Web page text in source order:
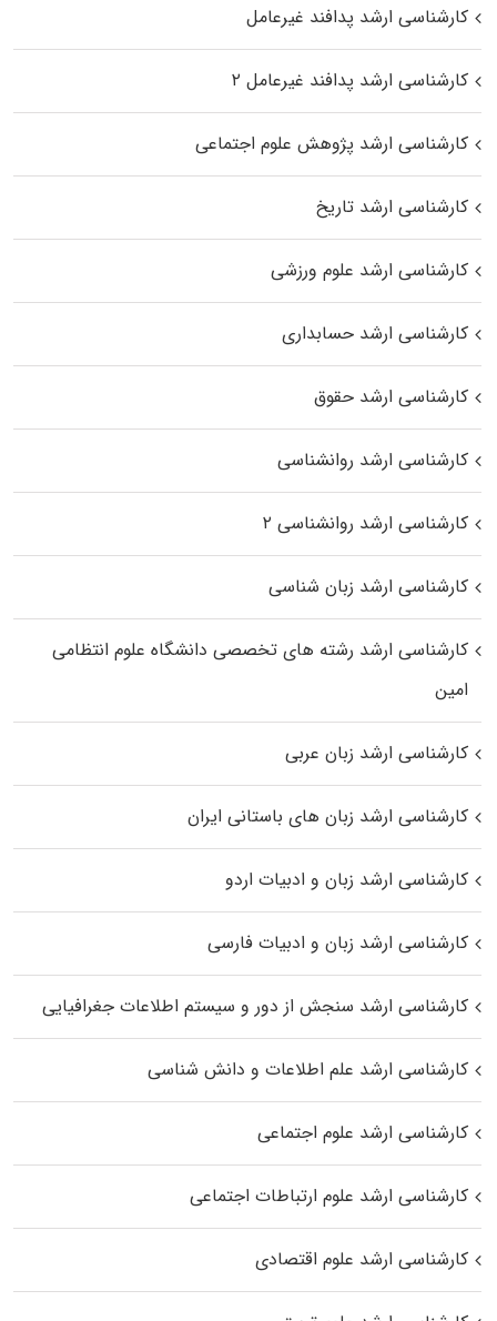
کارشناسی ارشد پدافند غیرعامل
کارشناسی ارشد پدافند غیرعامل ۲
کارشناسی ارشد پژوهش علوم اجتماعی
کارشناسی ارشد تاریخ
کارشناسی ارشد علوم ورزشی
کارشناسی ارشد حسابداری
کارشناسی ارشد حقوق
کارشناسی ارشد روانشناسی
کارشناسی ارشد روانشناسی ۲
کارشناسی ارشد زبان شناسی
کارشناسی ارشد رﺷﺘﻪ ﻫﺎی تخصصی داﻧﺸﮕﺎه ﻋﻠﻮم انتظامی
اﻣﻴﻦ
کارشناسی ارشد زبان عربی
کارشناسی ارشد زبان‌ های باستانی ایران
کارشناسی ارشد زبان و ادبیات اردو
کارشناسی ارشد زبان و ادبیات فارسی
کارشناسی ارشد سنجش از دور و سیستم اطلاعات جغرافیایی
کارشناسی ارشد علم اطلاعات و دانش شناسی
کارشناسی ارشد علوم اجتماعی
کارشناسی ارشد علوم ارتباطات اجتماعی
کارشناسی ارشد علوم اقتصادی